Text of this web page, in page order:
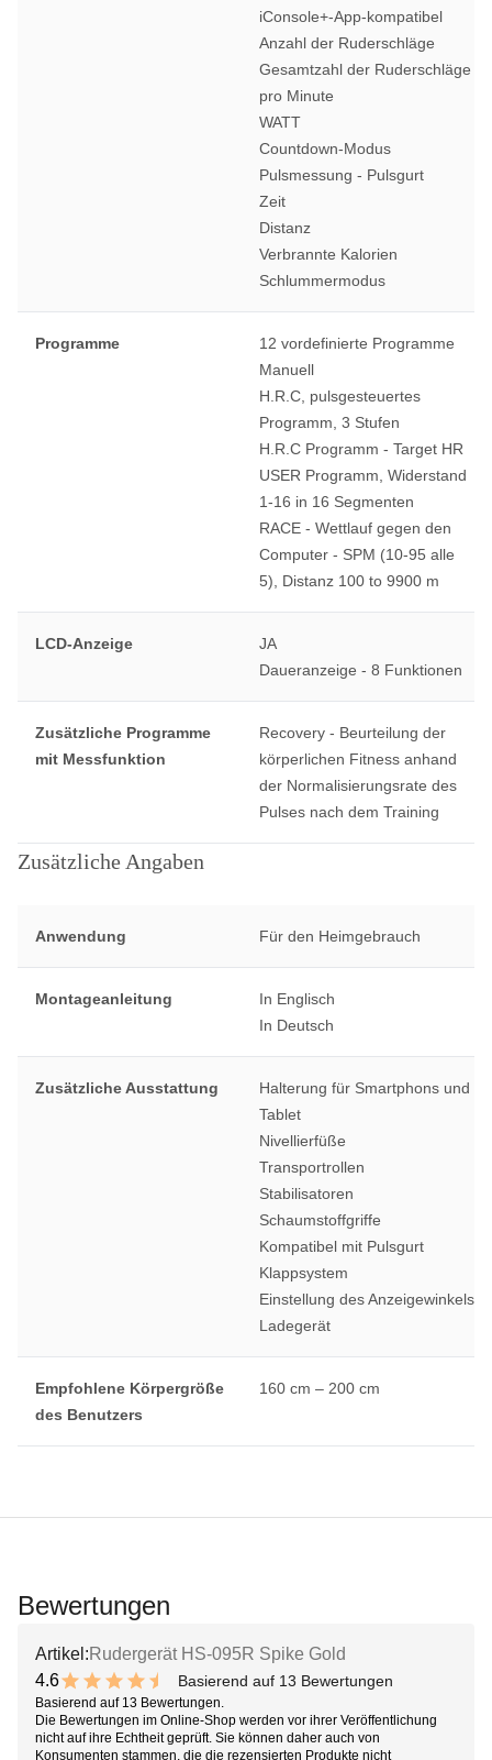
iConsole+-App-kompatibel
Anzahl der Ruderschläge
Gesamtzahl der Ruderschläge
pro Minute
WATT
Countdown-Modus
Pulsmessung - Pulsgurt
Zeit
Distanz
Verbrannte Kalorien
Schlummermodus
Programme
12 vordefinierte Programme
Manuell
H.R.C, pulsgesteuertes
Programm, 3 Stufen
H.R.C Programm - Target HR
USER Programm, Widerstand
1-16 in 16 Segmenten
RACE - Wettlauf gegen den
Computer - SPM (10-95 alle
5), Distanz 100 to 9900 m
LCD-Anzeige
JA
Daueranzeige - 8 Funktionen
Zusätzliche Programme
mit Messfunktion
Recovery - Beurteilung der
körperlichen Fitness anhand
der Normalisierungsrate des
Pulses nach dem Training
Zusätzliche Angaben
Anwendung Für den Heimgebrauch
Montageanleitung
In Englisch
In Deutsch
Zusätzliche Ausstattung
Halterung für Smartphons und
Tablet
Nivellierfüße
Transportrollen
Stabilisatoren
Schaumstoffgriffe
Kompatibel mit Pulsgurt
Klappsystem
Einstellung des Anzeigewinkels
Ladegerät
Empfohlene Körpergröße
des Benutzers
160 cm – 200 cm
Bewertungen
Artikel: Rudergerät HS-095R Spike Gold
4.6
9.2 out of 10 stars
Basierend auf 13 Bewertungen
Basierend auf 13 Bewertungen.
Die Bewertungen im Online-Shop werden vor ihrer Veröffentlichung
nicht auf ihre Echtheit geprüft. Sie können daher auch von
Konsumenten stammen, die die rezensierten Produkte nicht